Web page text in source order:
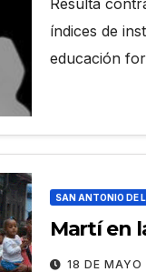
Resulta
índices de
educación
SAN ANTONIO DE
Martí en
18 DE